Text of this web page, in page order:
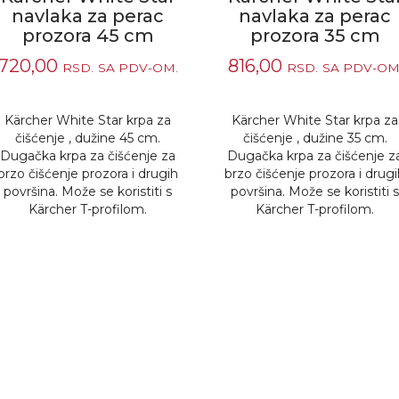
navlaka za perac
prozora 45 cm
RSD. SA PDV-OM.
Kärcher White Star krpa za
čišćenje , dužine 45 cm.
Dugačka krpa za čišćenje za
čišćenje prozora i drugih
površina. Može se koristiti s
Kärcher T-profilom.
navlaka za perac
prozora 35 cm
816,00 RSD. SA PDV-
Kärcher White Star krpa za
čišćenje , dužine 35 cm.
Dugačka krpa za čišćenje
brzo čišćenje prozora i
površina. Može se koristiti s
Kärcher T-profilom.